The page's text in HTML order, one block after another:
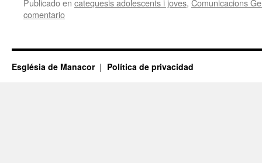
Publicado en catequesis adolescents i joves, Comunicacions
comentario
Església de Manacor Política de privacidad